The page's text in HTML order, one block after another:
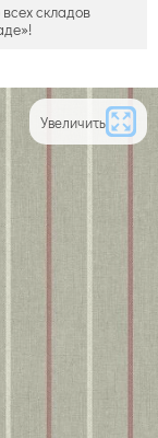
складов
Увеличить